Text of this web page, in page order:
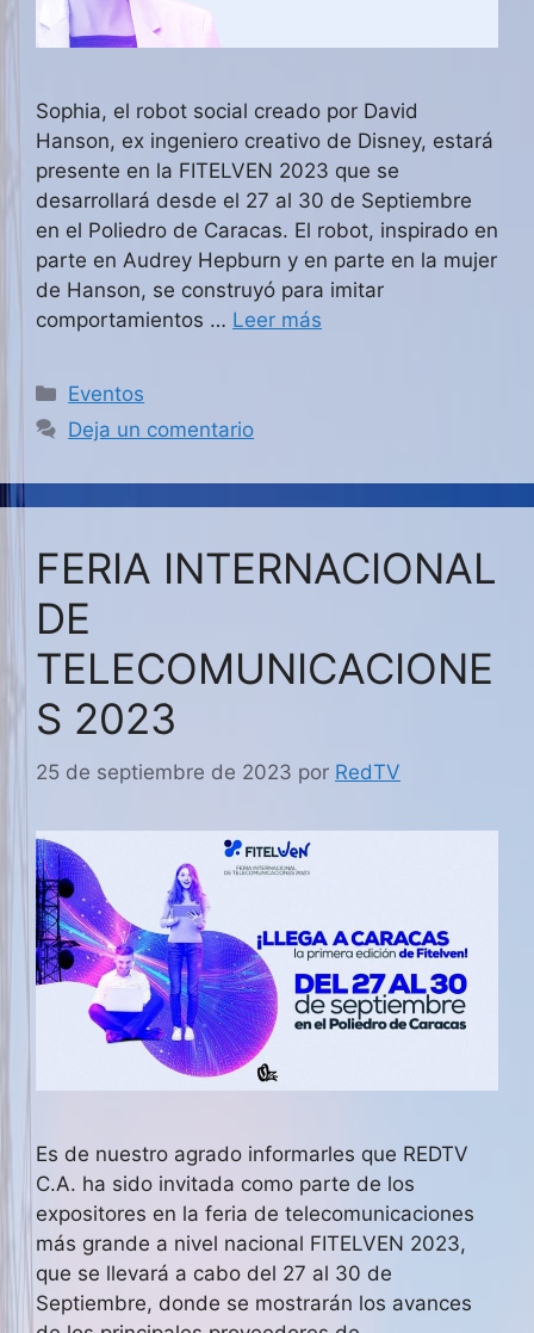
Sophia, el robot social creado por David
Hanson, ex ingeniero creativo de Disney, estará
presente en la FITELVEN 2023 que se
desarrollará desde el 27 al 30 de Septiembre
en el Poliedro de Caracas. El robot, inspirado en
parte en Audrey Hepburn y en parte en la mujer
de Hanson, se construyó para imitar
comportamientos … Leer más
Categorías
Eventos
Deja un comentario
FERIA INTERNACIONAL
DE
TELECOMUNICACIONE
S 2023
25 de septiembre de 2023 por RedTV
Es de nuestro agrado informarles que REDTV
C.A. ha sido invitada como parte de los
expositores en la feria de telecomunicaciones
más grande a nivel nacional FITELVEN 2023,
que se llevará a cabo del 27 al 30 de
Septiembre, donde se mostrarán los avances